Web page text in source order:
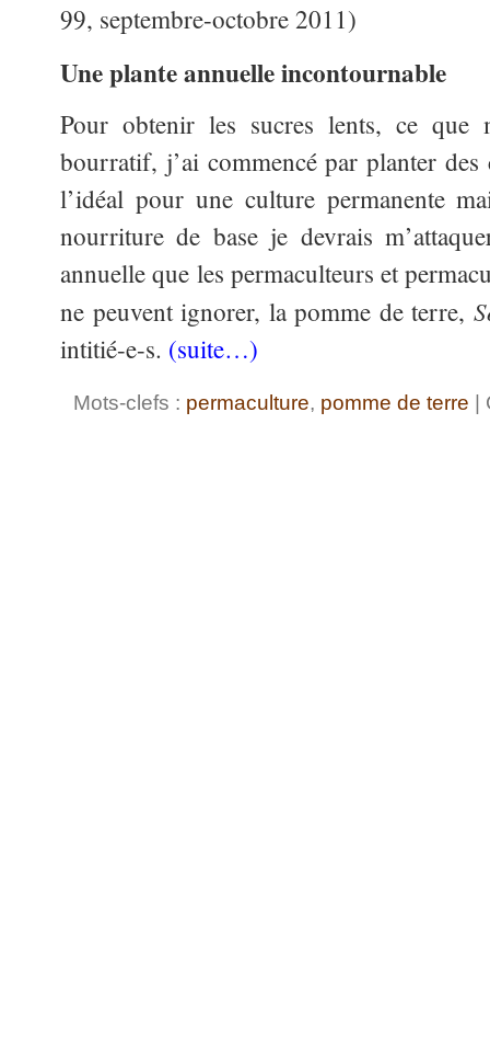
99, septembre-octobre 2011)
Une plante annuelle incontournable
Pour obtenir les sucres lents, ce que
bourratif, j’ai commencé par planter des
l’idéal pour une culture permanente
nourriture de base je devrais
annuelle que les permaculteurs et
ne peuvent ignorer, la pomme de terre,
intitié-e-s. (suite…)
Mots-clefs : permaculture, pomme de terre |